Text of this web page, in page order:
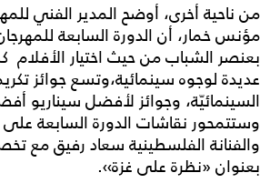
من ناحية أخرى، أوضح المدير الفني
مؤنس خمار، أن الدورة السابعة
بعنصر الشباب من حيث اختيار
عديدة لوجوه سينمائية،وتسع جوائز
السينمائيّة، وجوائز لأفضل سيناريو
وستتمحور نقاشات الدورة السابعة
والفنانة الفلسطينية سعاد رفيق
بعنوان «نظرة على غزة››.